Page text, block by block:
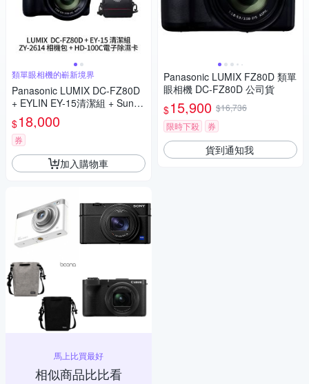
類單眼相機的嶄新境界
Panasonic LUMIX DC-FZ80D
+ EYLIN EY-15清潔組 + SunLi
ght ZY-2614相機包 + EirMai 銳
瑪 HD-100C電子除濕卡 FZ80
D (公司貨)
$18,000
券
加入購物車
馬上比買最好
相似商品比比看
Panasonic LUMIX FZ80D 類單
眼相機 DC-FZ80D 公司貨
$15,900 $16,736
限時下殺
券
貨到通知我